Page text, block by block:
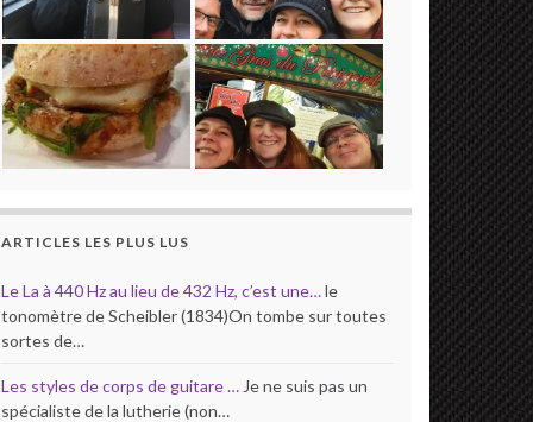
ARTICLES LES PLUS LUS
Le La à 440 Hz au lieu de 432 Hz, c’est une…le
tonomètre de Scheibler (1834)On tombe sur toutes
sortes de…
Les styles de corps de guitare … Je ne suis pas un
spécialiste de la lutherie (non…